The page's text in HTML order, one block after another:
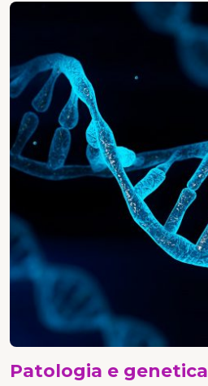
Patologia e genetica
Patologia e genetica